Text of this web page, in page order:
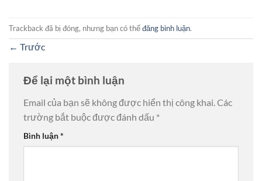
Trackback đã bị đóng, nhưng bạn có thểđăng bình luận.
← Trước
Để lại một bình luận
Email của bạn sẽ không được hiển thị công khai.Các
trường bắt buộc được đánh dấu *
Bình luận*